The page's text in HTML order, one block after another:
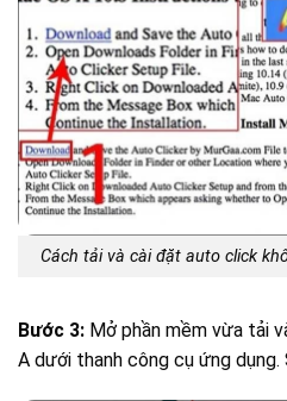
Cách tải và cài đặt auto click
Bước 3: Mở phần mềm vừa tải
A dưới thanh công cụ ứng